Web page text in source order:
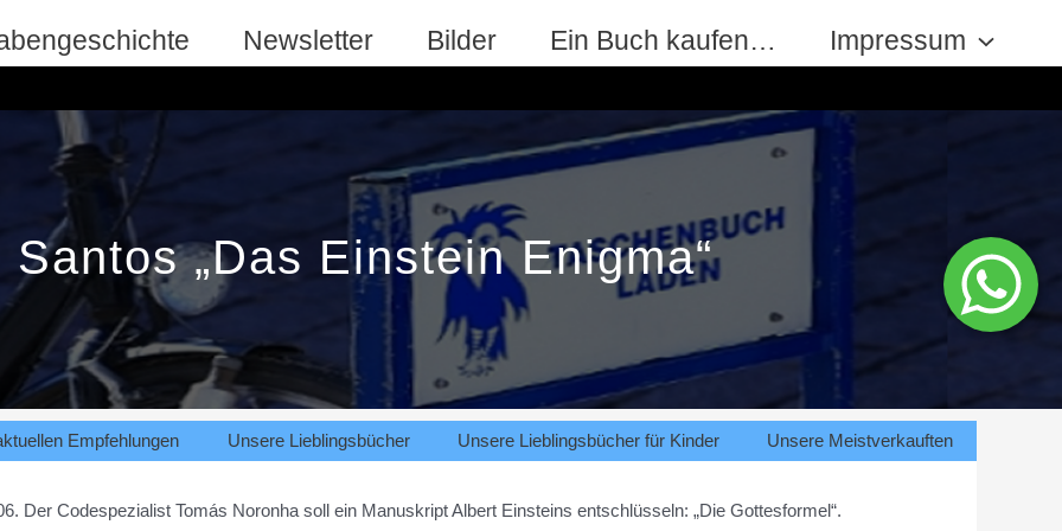
Newsletter Bilder Ein Buch kaufen… Impressum
„Das Einstein Enigma“
Empfehlungen Unsere Lieblingsbücher Unsere Lieblingsbücher für Kinder Unsere Meistverkauften
Der Codespezialist Tomás Noronha soll ein Manuskript Albert Einsteins entschlüsseln: „Die Gottesformel“.